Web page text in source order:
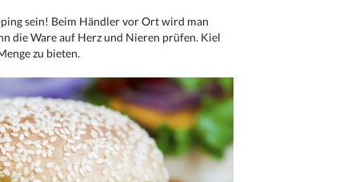
sein! Beim Händler vor Ort wird man
die Ware auf Herz und Nieren prüfen. Kiel
zu bieten.